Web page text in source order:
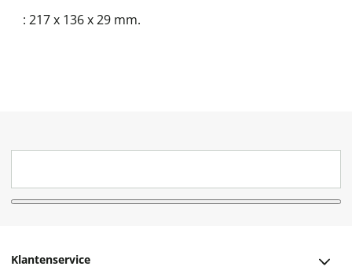
: 217 x 136 x 29 mm.
Klantenservice